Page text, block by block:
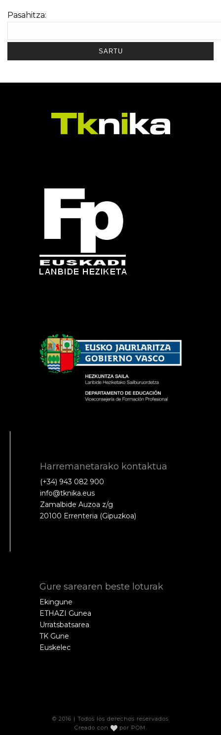
Pasahitza:
Harremanetarako kontaktua
(+34) 943 082 900
info@tknika.eus
Zamalbide Auzoa z/g
20100 Errenteria (Gipuzkoa)
Gure sarearen beste loturak
Ekingune
ETHAZI Gunea
Urratsbatsarea
TK Gune
Euskelec
© 2016 | Todos los derechos reservados
Creado con
por POM